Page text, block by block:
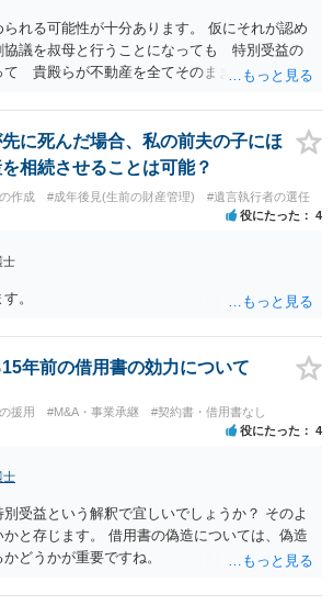
れる可能性が十分あります。 仮にそれが認め
議を叔母と行うことになっても 特別受益の
て 貴殿らが不動産を全てそのまま取得できる
に死んだ場合、私の前夫の子にほ
相続させることは可能？
作成 #成年後見(生前の財産管理) #遺言執行者の選任
役にたった 4
士
。
年前の借用書の効力について
援用 #M&A・事業承継 #契約書・借用書なし
役にたった 4
士
別受益という解釈で宜しいでしょうか？ そのよ
と存じます。 借用書の偽造については、偽造
どうかが重要ですね。